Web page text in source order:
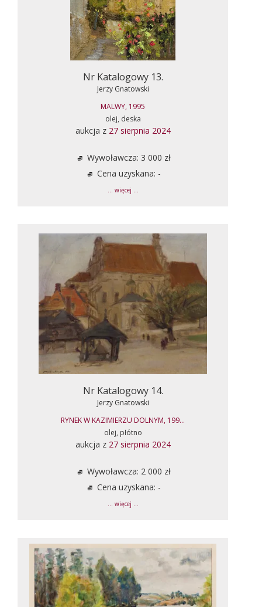
Nr Katalogowy 13.
Jerzy Gnatowski
MALWY, 1995
olej, deska
aukcja z 27 sierpnia 2024
Wywoławcza: 3 000 zł
Cena uzyskana: -
... więcej ...
Nr Katalogowy 14.
Jerzy Gnatowski
RYNEK W KAZIMIERZU DOLNYM, 199...
olej, płótno
aukcja z 27 sierpnia 2024
Wywoławcza: 2 000 zł
Cena uzyskana: -
... więcej ...